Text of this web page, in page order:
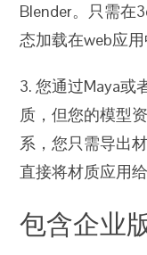
Blender。只需在
态加载在web应用
3. 您通过Maya或
质，但您的模型
系，您只需导出
直接将材质应用
包含企业